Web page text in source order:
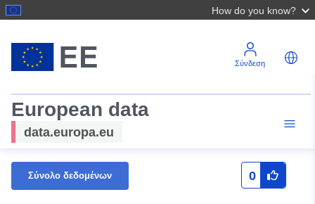
How do you know?
Σύνδεση
European data
data.europa.eu
Σύνολο δεδομένων 0